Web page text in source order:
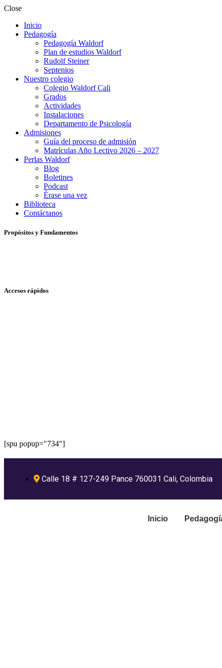
Close
Inicio
Pedagogía
Pedagogía Waldorf
Plan de estudios Waldorf
Rudolf Steiner
Septenios
Nuestro colegio
Colegio Waldorf Cali
Grados
Actividades
Instalaciones
Departamento de Psicología
Admisiones
Guía del proceso de admisión
Matrículas Año Lectivo 2026 – 2027
Perlas Waldorf
Blog
Boletines
Podcast
Érase una vez
Biblioteca
Contáctanos
Propósitos y Fundamentos
Accesos rápidos
[spu popup="734"]
Calle 18 # 127-249 Pance 760031 Cali, Colombia
Inicio